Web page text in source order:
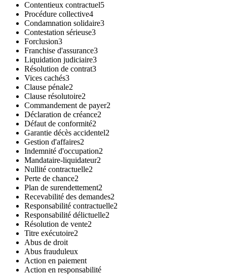
Contentieux contractuel5
Procédure collective4
Condamnation solidaire3
Contestation sérieuse3
Forclusion3
Franchise d'assurance3
Liquidation judiciaire3
Résolution de contrat3
Vices cachés3
Clause pénale2
Clause résolutoire2
Commandement de payer2
Déclaration de créance2
Défaut de conformité2
Garantie décès accidentel2
Gestion d'affaires2
Indemnité d'occupation2
Mandataire-liquidateur2
Nullité contractuelle2
Perte de chance2
Plan de surendettement2
Recevabilité des demandes2
Responsabilité contractuelle2
Responsabilité délictuelle2
Résolution de vente2
Titre exécutoire2
Abus de droit
Abus frauduleux
Action en paiement
Action en responsabilité